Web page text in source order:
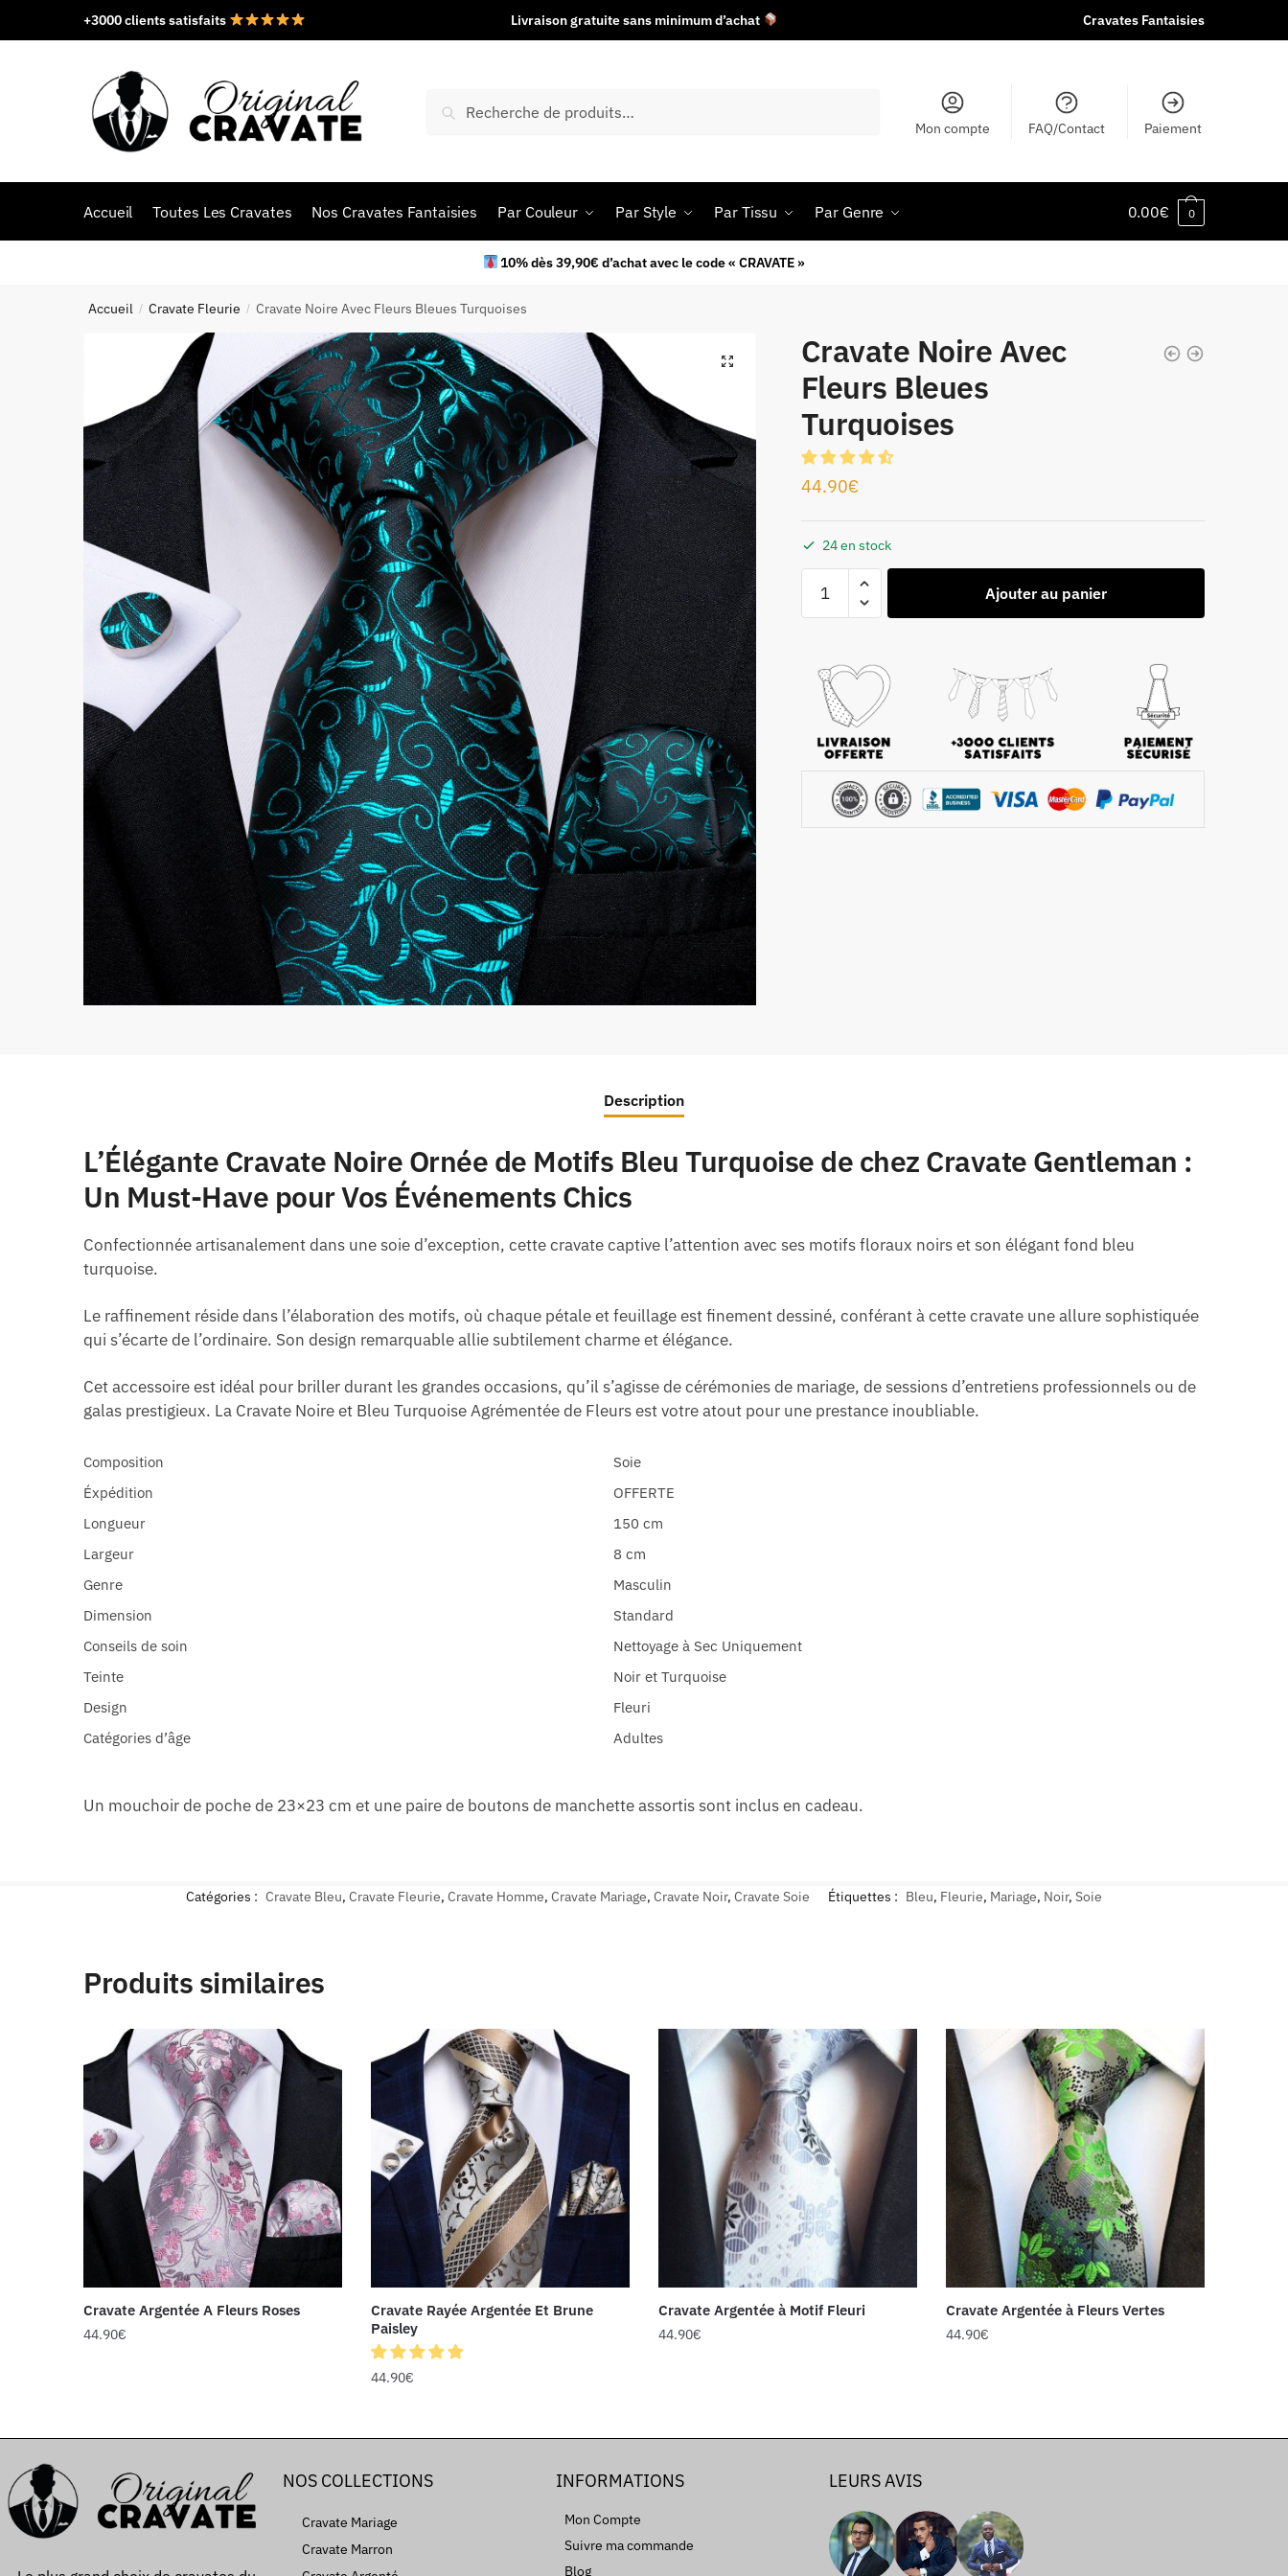
+3000 clients satisfaits Livraison gratuite sans minimum d’achat Cravates Fantaisies
Recherche
Mon compte FAQ/Contact Paiement
Accueil Toutes Les Cravates Nos Cravates Fantaisies Par Couleur Par Style Par Tissu Par Genre 0.00€ 0
10% dès 39,90€ d’achat avec le code « CRAVATE »
Accueil / Cravate Fleurie / Cravate Noire Avec Fleurs Bleues Turquoises
Cravate Noire Avec
Fleurs Bleues
Turquoises
44.90€
24 en stock
Ajouter au panier
Description
L’Élégante Cravate Noire Ornée de Motifs Bleu Turquoise de chez Cravate Gentleman :
Un Must-Have pour Vos Événements Chics
Confectionnée artisanalement dans une soie d’exception, cette cravate captive l’attention avec ses motifs floraux noirs et son élégant fond bleu
turquoise.
Le raffinement réside dans l’élaboration des motifs, où chaque pétale et feuillage est finement dessiné, conférant à cette cravate une allure sophistiquée
qui s’écarte de l’ordinaire. Son design remarquable allie subtilement charme et élégance.
Cet accessoire est idéal pour briller durant les grandes occasions, qu’il s’agisse de cérémonies de mariage, de sessions d’entretiens professionnels ou de
galas prestigieux. La Cravate Noire et Bleu Turquoise Agrémentée de Fleurs est votre atout pour une prestance inoubliable.
Composition
Soie
Éxpédition
OFFERTE
Longueur
150 cm
Largeur
8 cm
Genre
Masculin
Dimension
Standard
Conseils de soin
Nettoyage à Sec Uniquement
Teinte
Noir et Turquoise
Design
Fleuri
Catégories d’âge
Adultes
Un mouchoir de poche de 23×23 cm et une paire de boutons de manchette assortis sont inclus en cadeau.
Catégories : Cravate Bleu, Cravate Fleurie, Cravate Homme, Cravate Mariage, Cravate Noir, Cravate Soie Étiquettes : Bleu, Fleurie, Mariage, Noir, Soie
Produits similaires
Cravate Argentée A Fleurs Roses
44.90€
Cravate Rayée Argentée Et Brune
Paisley
44.90€
Cravate Argentée à Motif Fleuri
44.90€
Cravate Argentée à Fleurs Vertes
44.90€
NOS COLLECTIONS
Cravate Mariage
Cravate Marron
INFORMATIONS
Mon Compte
Suivre ma commande
Blog
LEURS AVIS